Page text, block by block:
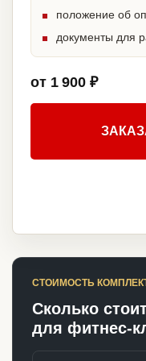
положение об
документы для
от 1 900 ₽
СТОИМОСТЬ
Сколько
для фитнес-